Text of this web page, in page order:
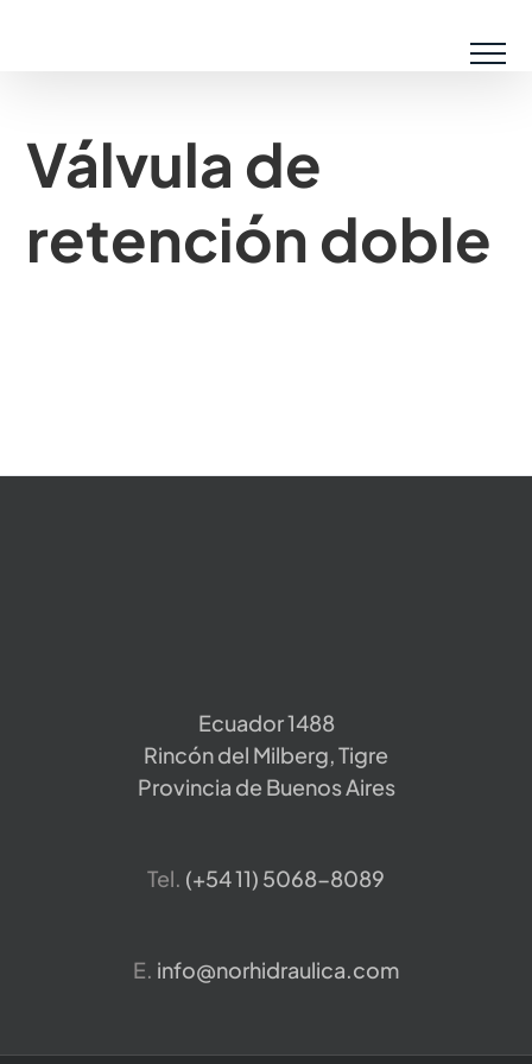
Válvula de
retención doble
Ecuador 1488
Rincón del Milberg, Tigre
Provincia de Buenos Aires
Tel. ​(+54 11) 5068-8089
E. info@norhidraulica.com